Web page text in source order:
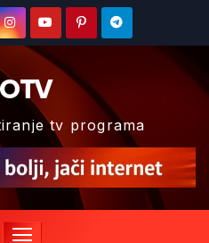
tv programa